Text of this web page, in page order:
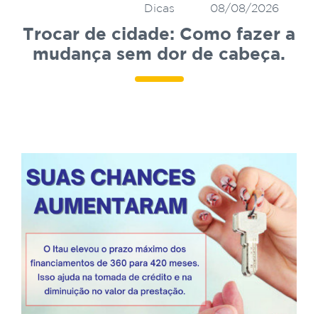
08/08/2026
Dicas
Trocar de cidade: Como fazer a
mudança sem dor de cabeça.